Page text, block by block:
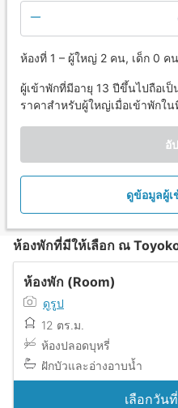
ห้องที่ 1 – ผู้ใหญ่ 2 คน, เด็ก 0 คน
ผู้เข้าพักที่มีอายุ 13 ปีขึ้นไปถือเ
ราคาสำหรับผู้ใหญ่เมื่อเข้าพักใ
อั
ดูข้อมูลผู้เ
ห้องพักที่มีให้เลือก ณ
ห้องพัก (Room)
ดูรูป
12 ตร.ม.
ห้องปลอดบุหรี่
ฝักบัวและอ่างอาบน้ำ
เลือกวัน